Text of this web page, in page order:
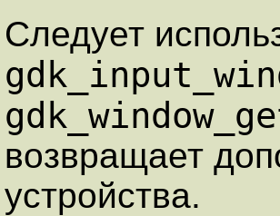
Следует
возвращает
устройства.